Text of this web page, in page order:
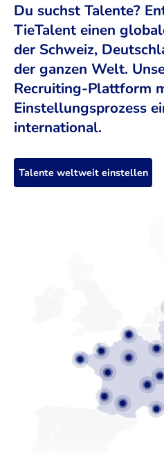
Du suchst Talente?
TieTalent einen
der Schweiz,
der ganzen Welt.
Recruiting-Plattform
Einstellungsprozess
international.
Talente weltweit einstellen